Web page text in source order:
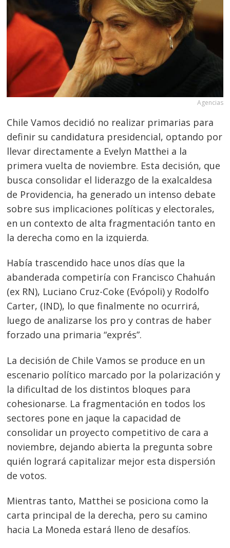
Agencias
Chile Vamos decidió no realizar primarias para
definir su candidatura presidencial, optando por
llevar directamente a Evelyn Matthei a la
primera vuelta de noviembre. Esta decisión, que
busca consolidar el liderazgo de la exalcaldesa
de Providencia, ha generado un intenso debate
sobre sus implicaciones políticas y electorales,
en un contexto de alta fragmentación tanto en
la derecha como en la izquierda.
Había trascendido hace unos días que la
abanderada competiría con Francisco Chahuán
(ex RN), Luciano Cruz-Coke (Evópoli) y Rodolfo
Carter, (IND), lo que finalmente no ocurrirá,
luego de analizarse los pro y contras de haber
forzado una primaria “exprés”.
La decisión de Chile Vamos se produce en un
escenario político marcado por la polarización y
la dificultad de los distintos bloques para
cohesionarse. La fragmentación en todos los
sectores pone en jaque la capacidad de
consolidar un proyecto competitivo de cara a
noviembre, dejando abierta la pregunta sobre
quién logrará capitalizar mejor esta dispersión
de votos.
Mientras tanto, Matthei se posiciona como la
carta principal de la derecha, pero su camino
hacia La Moneda estará lleno de desafíos.